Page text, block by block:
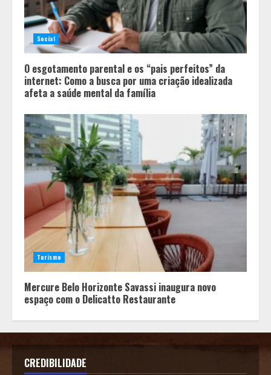
Social
O esgotamento parental e os “pais perfeitos” da
internet: Como a busca por uma criação idealizada
afeta a saúde mental da família
Turismo
Mercure Belo Horizonte Savassi inaugura novo
espaço com o Delicatto Restaurante
CREDIBILIDADE